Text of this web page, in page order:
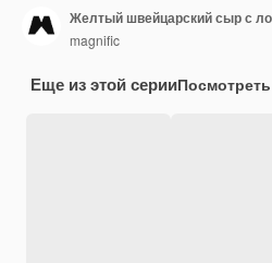
magnific
Еще из этой серии